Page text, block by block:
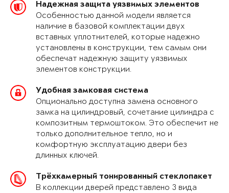
Надежная защита уязвимых элементов
Особенностью данной модели является
наличие в базовой комплектации двух
вставных уплотнителей, которые надежно
установлены в конструкции, тем самым они
обеспечат надежную защиту уязвимых
элементов конструкции.
Удобная замковая система
Опционально доступна замена основного
замка на цилиндровый, сочетание цилиндра с
композитным термоштоком. Это обеспечит не
только дополнительное тепло, но и
комфортную эксплуатацию двери без
длинных ключей.
Трёхкамерный тонированный стеклопакет
В коллекции дверей представлено 3 вида